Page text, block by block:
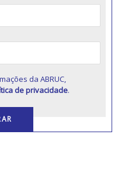
da ABRUC,
de privacidade.